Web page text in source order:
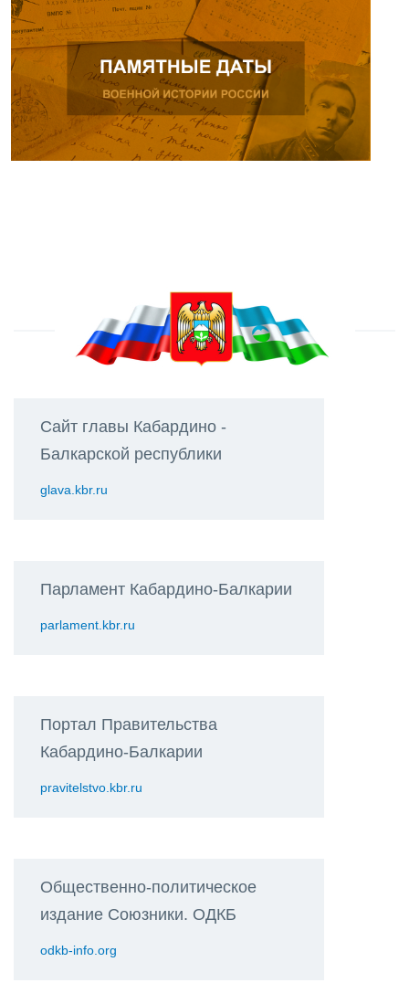
Сайт главы Кабардино -
Балкарской республики
glava.kbr.ru
Парламент Кабардино-Балкарии
parlament.kbr.ru
Портал Правительства
Кабардино-Балкарии
pravitelstvo.kbr.ru
Общественно-политическое
издание Союзники. ОДКБ
odkb-info.org